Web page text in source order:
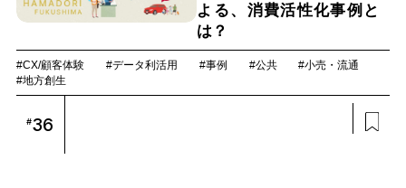
よる、消費活性化事例と
は？
#CX/顧客体験 #データ利活用 #事例 #公共
#小売・流通
#地方創生
#36